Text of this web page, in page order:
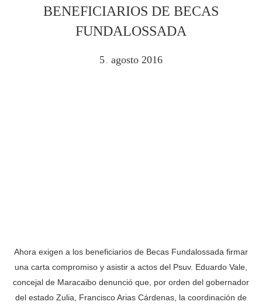
BENEFICIARIOS DE BECAS
FUNDALOSSADA
5 agosto 2016
Ahora exigen a los beneficiarios de Becas Fundalossada firmar
una carta compromiso y asistir a actos del Psuv. Eduardo Vale,
concejal de Maracaibo denunció que, por orden del gobernador
del estado Zulia, Francisco Arias Cárdenas, la coordinación de